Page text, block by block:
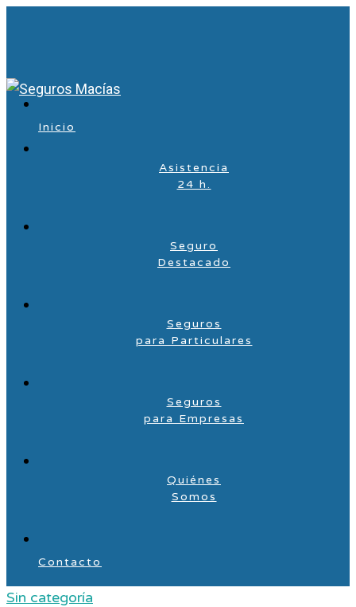
Inicio
Asistencia
24 h.
Seguro
Destacado
Seguros
para Particulares
Seguros
para Empresas
Quiénes
Somos
Contacto
Sin categoría